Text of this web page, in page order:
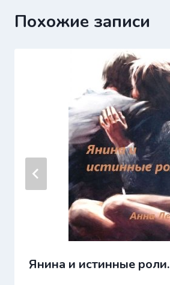
Похожие записи
Янина и истинные роли.